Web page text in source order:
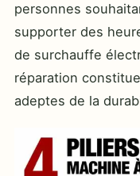
personnes
supporter des
de surchauffe
réparation
adeptes de la